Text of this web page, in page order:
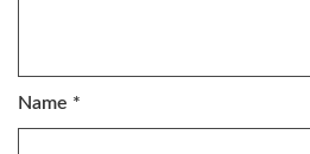
Name *